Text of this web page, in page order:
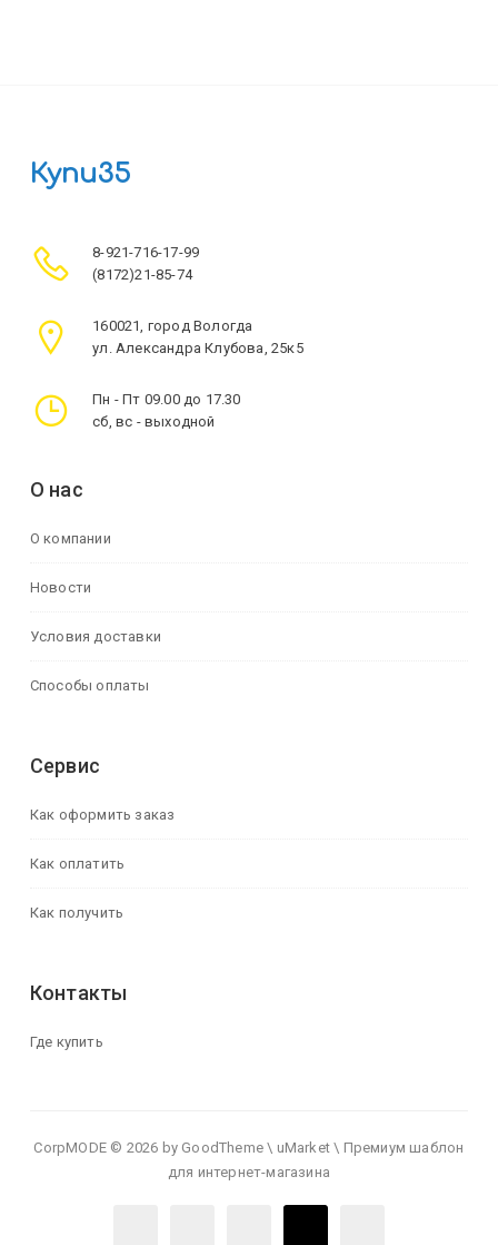
Купи35
8-921-716-17-99
(8172)21-85-74
160021, город Вологда
ул. Александра Клубова, 25к5
Пн - Пт 09.00 до 17.30
сб, вс - выходной
О нас
О компании
Новости
Условия доставки
Способы оплаты
Сервис
Как оформить заказ
Как оплатить
Как получить
Контакты
Где купить
CorpMODE © 2026 by GoodTheme \ uMarket \ Премиум шаблон
для интернет-магазина